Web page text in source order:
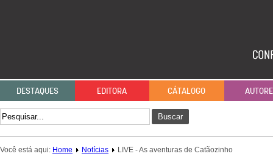
DESTAQUES EDITORA CÁTALOGO
Buscar
Você está aqui: Home Notícias LIVE - As aventuras de Catãozinho